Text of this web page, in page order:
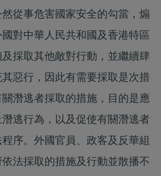
從事危害國家安全的勾當，煽
對中華人民共和國及香港特區
採取其他敵對行動，並繼續肆
惡行，因此有需要採取是次措
潛逃者採取的措施，目的是應
逃行為，以及促使有關潛逃者
序。外國官員、政客及反華組
法採取的措施及行動並散播不